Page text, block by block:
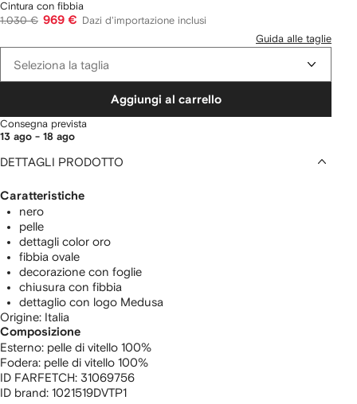
Cintura con fibbia
1.030 € 969 €
Dazi d'importazione inclusi
Guida alle taglie
Seleziona la taglia
Aggiungi al carrello
Consegna prevista
13 ago - 18 ago
DETTAGLI PRODOTTO
Caratteristiche
nero
pelle
dettagli color oro
fibbia ovale
decorazione con foglie
chiusura con fibbia
dettaglio con logo Medusa
Origine: Italia
Composizione
Esterno: pelle di vitello 100%
Fodera: pelle di vitello 100%
ID FARFETCH: 31069756
ID brand: 1021519DVTP1